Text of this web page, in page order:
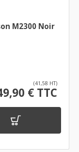
M2300 Noir
(41,58 HT)
€ TTC